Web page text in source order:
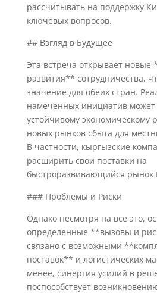
рассчитывать на поддержку
ключевых вопросов.
## Взгляд в Будущее
Эта встреча открывает новые
развития** сотрудничества,
значение для обеих стран.
намеченных инициатив может
устойчивому экономическому
новых рынков сбыта для
В частности, кыргызские
расширить свои поставки на
быстроразвивающийся рынок
### Проблемы и Риски
Однако несмотря на все это,
определенные **вызовы и
связано с возможными
поставок** и логистических
менее, синергия усилий в
поспособствует